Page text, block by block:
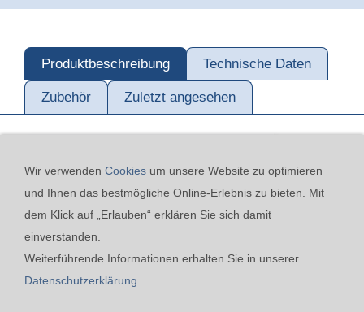
Produktbeschreibung Technische Daten
Zubehör Zuletzt angesehen
Kontakt 24h-Notfall-Hotline Cookies
Widerrufsrecht
Wir verwenden Cookies um unsere Website zu optimieren
und Ihnen das bestmögliche Online-Erlebnis zu bieten. Mit
dem Klick auf „Erlauben“ erklären Sie sich damit
einverstanden.
Weiterführende Informationen erhalten Sie in unserer
Datenschutzerklärung